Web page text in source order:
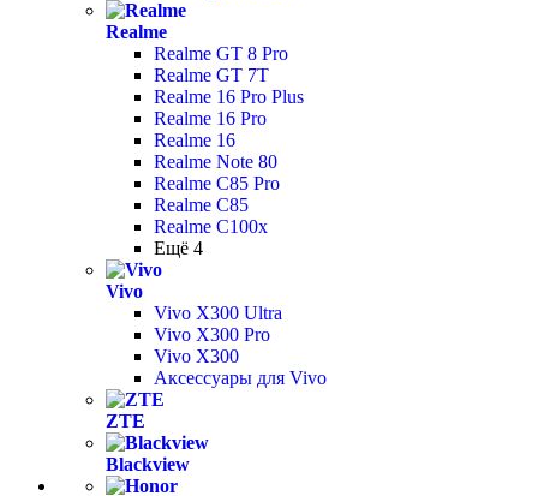
Realme
Realme GT 8 Pro
Realme GT 7T
Realme 16 Pro Plus
Realme 16 Pro
Realme 16
Realme Note 80
Realme C85 Pro
Realme C85
Realme C100x
Ещё 4
Vivo
Vivo X300 Ultra
Vivo X300 Pro
Vivo X300
Аксессуары для Vivo
ZTE
Blackview